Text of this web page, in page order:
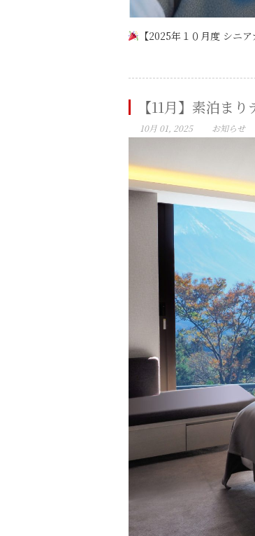
【2025年１０月度 シニア
【11月】素泊ま
10月 01, 2025 お知らせ